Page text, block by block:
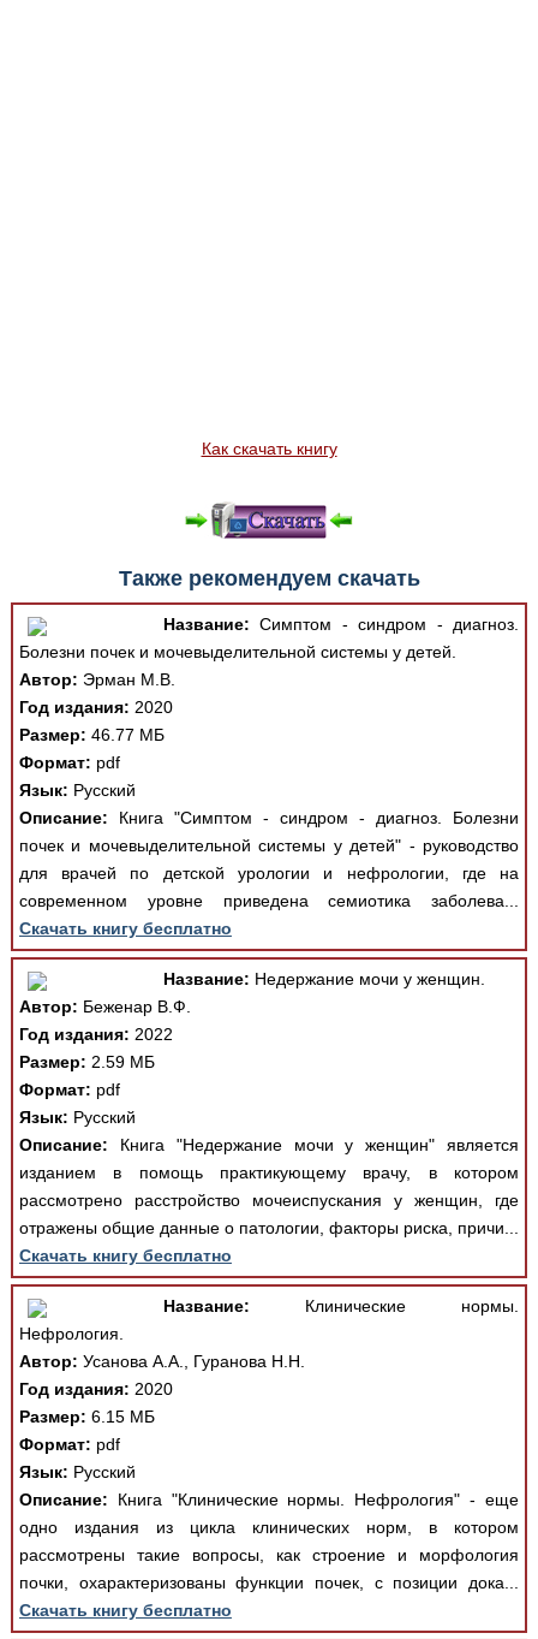
Как скачать книгу
Также рекомендуем скачать
Название: Симптом - синдром - диагноз.
Болезни почек и мочевыделительной системы у детей.
Автор: Эрман М.В.
Год издания: 2020
Размер: 46.77 МБ
Формат: pdf
Язык: Русский
Описание: Книга "Симптом - синдром - диагноз. Болезни
почек и мочевыделительной системы у детей" - руководство
для врачей по детской урологии и нефрологии, где на
современном уровне приведена семиотика заболева...
Скачать книгу бесплатно
Название: Недержание мочи у женщин.
Автор: Беженар В.Ф.
Год издания: 2022
Размер: 2.59 МБ
Формат: pdf
Язык: Русский
Описание: Книга "Недержание мочи у женщин" является
изданием в помощь практикующему врачу, в котором
рассмотрено расстройство мочеиспускания у женщин, где
отражены общие данные о патологии, факторы риска, причи...
Скачать книгу бесплатно
Название: Клинические нормы.
Нефрология.
Автор: Усанова А.А., Гуранова Н.Н.
Год издания: 2020
Размер: 6.15 МБ
Формат: pdf
Язык: Русский
Описание: Книга "Клинические нормы. Нефрология" - еще
одно издания из цикла клинических норм, в котором
рассмотрены такие вопросы, как строение и морфология
почки, охарактеризованы функции почек, с позиции дока...
Скачать книгу бесплатно